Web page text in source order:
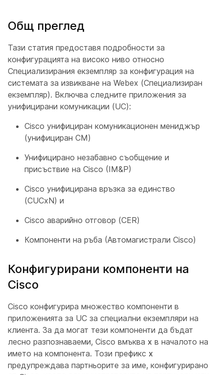
Общ преглед
Тази статия предоставя подробности за
конфигурацията на високо ниво относно
Специализирания екземпляр за конфигурация на
системата за извикване на Webex (Специализиран
екземпляр). Включва следните приложения за
унифицирани комуникации (UC):
Cisco унифициран комуникационен мениджър
(унифициран CM)
Унифицирано незабавно съобщение и
присъствие на Cisco (IM&P)
Cisco унифицирана връзка за единство
(CUCxN) и
Cisco аварийно отговор (CER)
Компоненти на ръба (Автомагистрали Cisco)
Конфигурирани компоненти на
Cisco
Cisco конфигурира множество компоненти в
приложенията за UC за специални екземпляри на
клиента. За да могат тези компоненти да бъдат
лесно разпознаваеми, Cisco вмъква x в началото на
името на компонента. Този префикс x
предупреждава партньорите за име, конфигурирано